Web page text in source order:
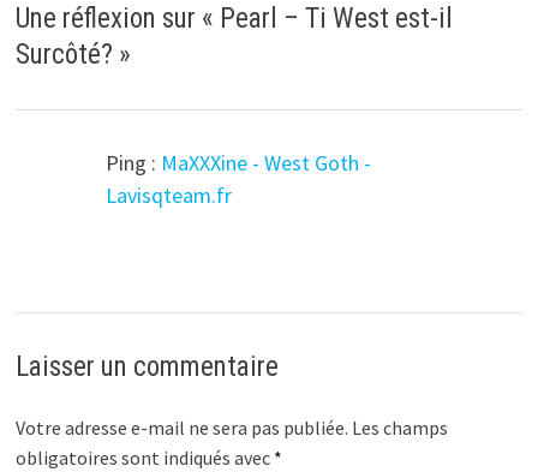
Une réflexion sur « Pearl – Ti West est-il
Surcôté? »
Ping : MaXXXine - West Goth -
Lavisqteam.fr
Laisser un commentaire
Votre adresse e-mail ne sera pas publiée. Les champs
obligatoires sont indiqués avec *